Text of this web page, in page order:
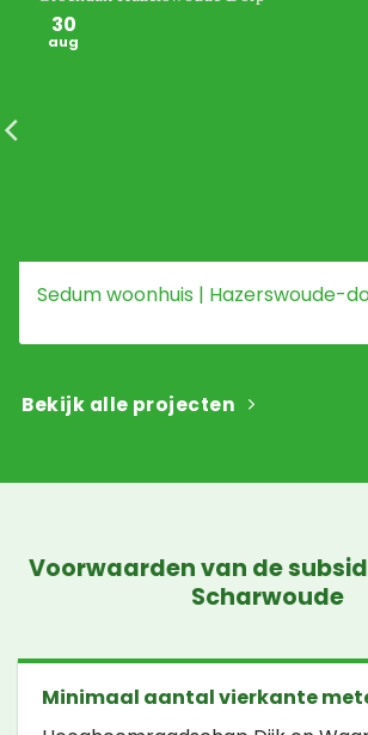
Sedum woonhuis | Hazerswoude-
30
aug
Bekijk alle projecten
Voorwaarden van de
Scharwoude
Minimaal aantal vierkante